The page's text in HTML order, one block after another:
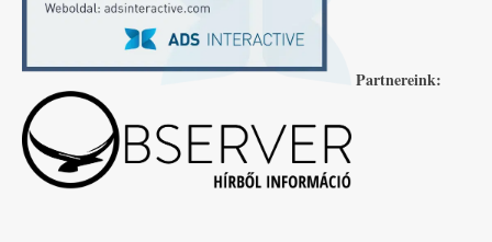
Partnereink: